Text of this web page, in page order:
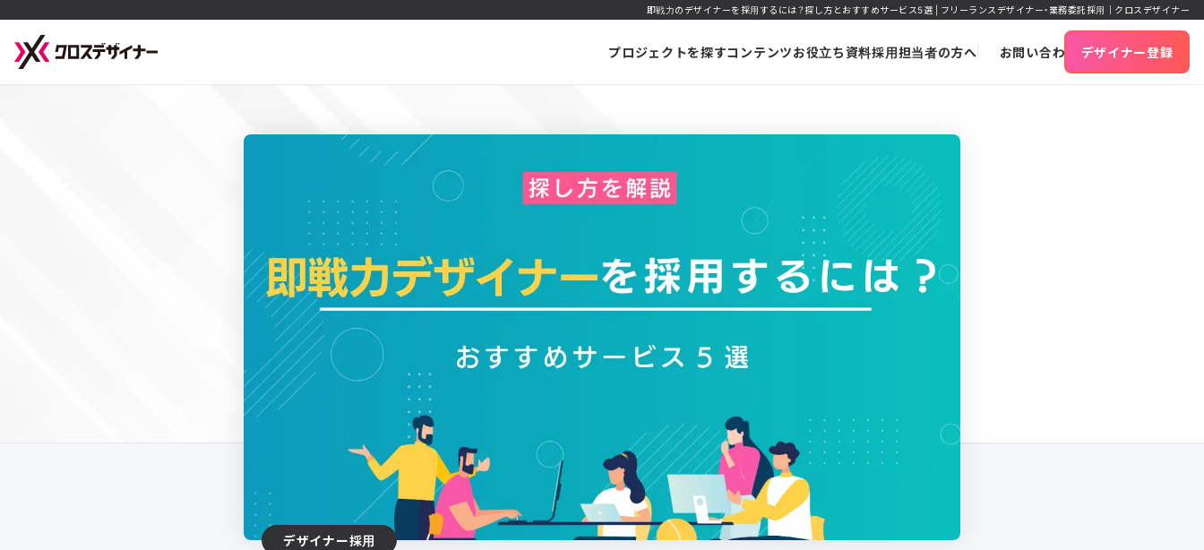
即戦力のデザイナーを採用するには？探し方とおすすめサービス5選 | フリーランスデザイナー・業務委託採用｜クロスデザイナー
プロジェクトを探すコンテンツお役立ち資料採用担当者の方へ お問い合わせ デザイナー登録
デザイナー採用